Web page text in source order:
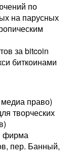
по
на парусных
за bitcoin
биткоинами
право)
творческих
фирма
пер. Банный,